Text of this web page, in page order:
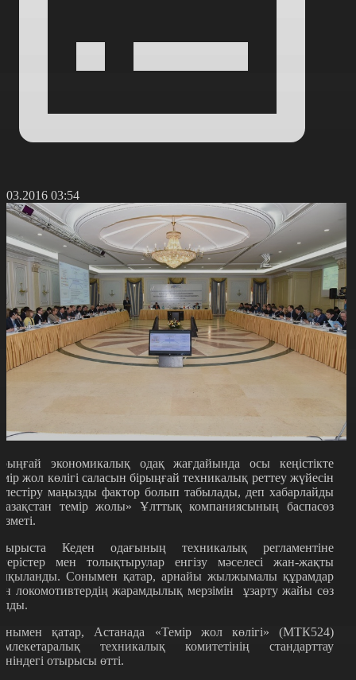
03:54
экономикалық одақ жағдайында осы кеңістікте
жол көлігі саласын бірыңғай техникалық реттеу жүйесін
маңызды фактор болып табылады, деп хабарлайды
темір жолы» Ұлттық компаниясының баспасөз
Кеден одағының техникалық регламентіне
мен толықтырулар енгізу мәселесі жан-жақты
Сонымен қатар, арнайы жылжымалы құрамдар
локомотивтердің жарамдылық мерзімін ұзарту жайы сөз
қатар, Астанада «Темір жол көлігі» (МТК524)
техникалық комитетінің стандарттау
отырысы өтті.